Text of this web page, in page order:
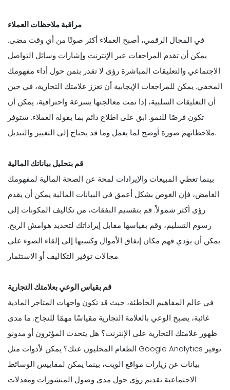
مراقبة ملاحظات العملاء
في المجال الرقمي، أصبح العملاء أكثر صوتًا من أي وقت مضى.
يمكن أن تقدم المراجعات عبر الإنترنت وإشارات وسائل التواصل
الاجتماعي والتعليقات المباشرة رؤى لا تقدر بثمن حول أداء مفهومك
المخفي. يمكن للمراجعات الإيجابية أن تعزز علامتك التجارية، في حين
أن التعليقات السلبية، إذا تمت معالجتها بسرعة واحترافية، يمكن أن
تكون فرصًا للنمو. ابق على اطلاع دائم بما يقوله العملاء. ستوفر
ملاحظاتهم صورة أوضح لما يعمل وما قد يحتاج إلى التغيير والتبديل.
قم بتحليل بياناتك المالية
بينما تعطي المبيعات والإيرادات لمحة عن الصحة المالية لمفهومك
الغامض، فإن الغوص بشكل أعمق في البيانات المالية يمكن أن يقدم
رؤى أكثر شمولاً. قم بتقسيم النفقات، من تكاليف المكونات إلى
رسوم التسليم، وقم بقياسها مقابل إيراداتك لتحديد هوامش الربح.
يمكن أن يؤدي فهم مكان إنفاق الأموال وكسبها إلى إلقاء الضوء على
مجالات توفير التكاليف أو الاستثمار.
قم بقياس الوعي بعلامتك التجارية
في عالم المفاهيم الخاطئة، حيث قد تكون واجهات المتاجر المادية
غائبة، يصبح الوعي بالعلامة التجارية مقياسًا مهمًا للنجاح. ما مدى
ظهور علامتك التجارية على الإنترنت؟ هل يتحدث المؤثرون أو مدونو
الطعام المحليون عنك؟ يمكن لأدوات مثل Google Analytics توفير
بيانات عن زيارات مواقع الويب، بينما يمكن لمقاييس الوسائط
الاجتماعية تقديم رؤى حول مدى وصول المنشورات ومعدلات